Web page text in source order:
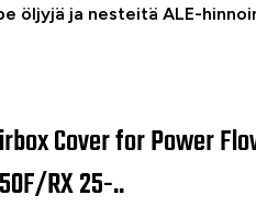
öljyjä ja nesteitä ALE-
Cover for Power Flow Kit
Cover for Power
RX 25-..